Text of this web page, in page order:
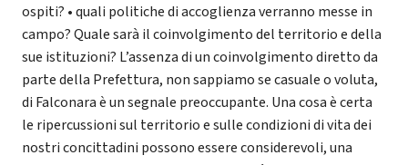
ospiti? • quali politiche di accoglienza verranno messe in
campo? Quale sarà il coinvolgimento del territorio e della
sue istituzioni? L’assenza di un coinvolgimento diretto da
parte della Prefettura, non sappiamo se casuale o voluta,
di Falconara è un segnale preoccupante. Una cosa è certa
le ripercussioni sul territorio e sulle condizioni di vita dei
nostri concittadini possono essere considerevoli, una